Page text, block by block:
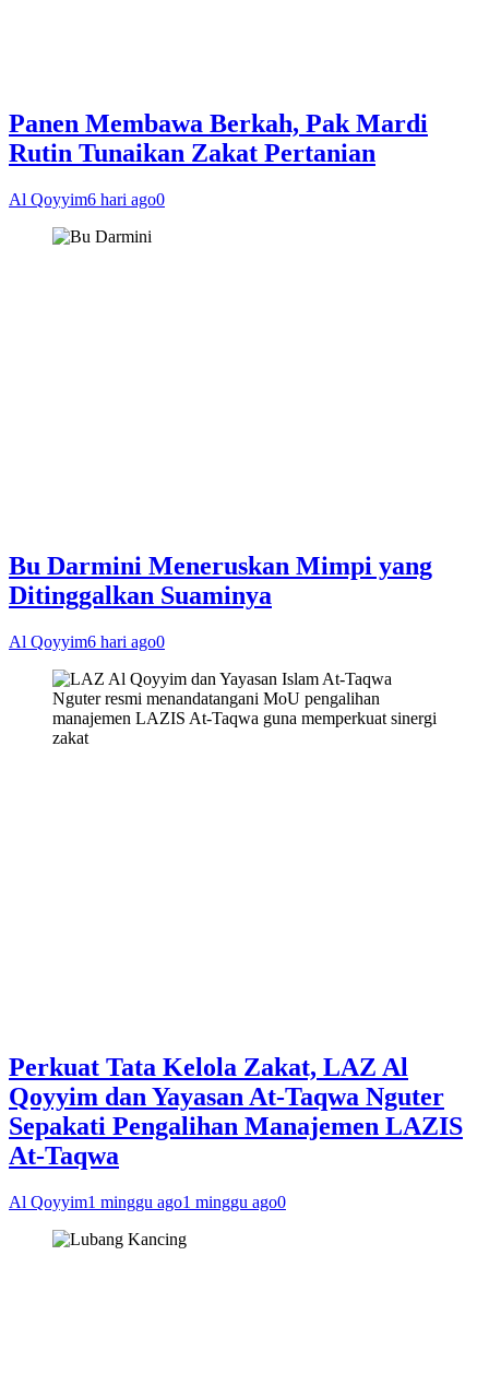
Panen Membawa Berkah, Pak Mardi
Rutin Tunaikan Zakat Pertanian
Al Qoyyim6 hari ago0
Bu Darmini Meneruskan Mimpi yang
Ditinggalkan Suaminya
Al Qoyyim6 hari ago0
Perkuat Tata Kelola Zakat, LAZ Al
Qoyyim dan Yayasan At-Taqwa Nguter
Sepakati Pengalihan Manajemen LAZIS
At-Taqwa
Al Qoyyim1 minggu ago1 minggu ago0